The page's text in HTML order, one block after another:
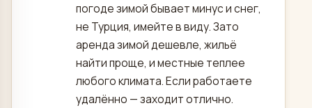
погоде зимой бывает минус и снег,
не Турция, имейте в виду. Зато
аренда зимой дешевле, жильё
найти проще, и местные теплее
любого климата. Если работаете
удалённо — заходит отлично.